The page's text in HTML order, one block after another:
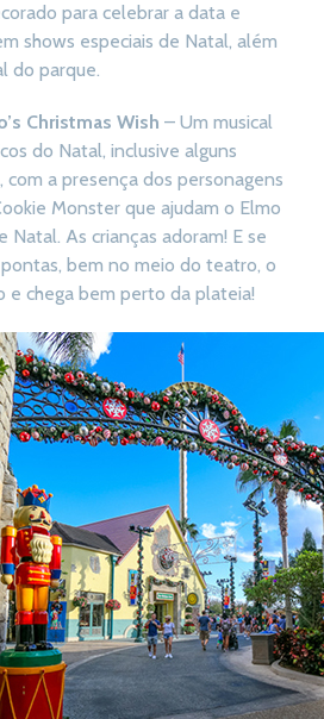
para celebrar a data e
shows especiais de Natal, além
do parque.
Christmas Wish – Um musical
do Natal, inclusive alguns
a presença dos personagens
Monster que ajudam o Elmo
As crianças adoram! E se
bem no meio do teatro, o
e chega bem perto da plateia!